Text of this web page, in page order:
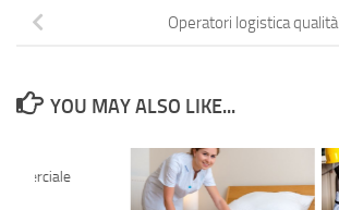
Operatori logistica qualità
YOU MAY ALSO LIKE...